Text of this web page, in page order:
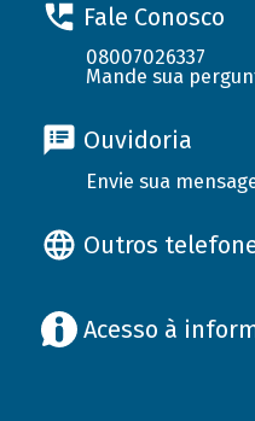
Fale Conosco
08007026337
Mande sua
Ouvidoria
Envie sua
Outros
Acesso à